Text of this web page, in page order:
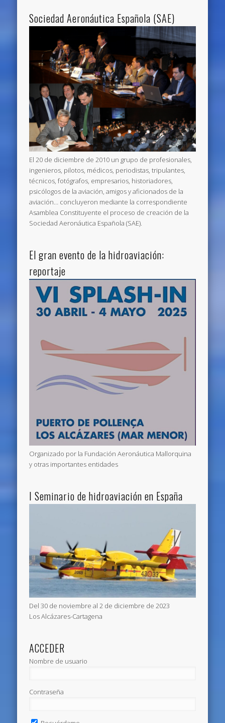
Sociedad Aeronáutica Española (SAE)
El 20 de diciembre de 2010 un grupo de profesionales,
ingenieros, pilotos, médicos, periodistas, tripulantes,
técnicos, fotógrafos, empresarios, historiadores,
psicólogos de la aviación, amigos y aficionados de la
aviación… concluyeron mediante la correspondiente
Asamblea Constituyente el proceso de creación de la
Sociedad Aeronáutica Española (SAE).
El gran evento de la hidroaviación:
reportaje
Organizado por la Fundación Aeronáutica Mallorquina
y otras importantes entidades
I Seminario de hidroaviación en España
Del 30 de noviembre al 2 de diciembre de 2023
Los Alcázares-Cartagena
ACCEDER
Nombre de usuario
Contraseña